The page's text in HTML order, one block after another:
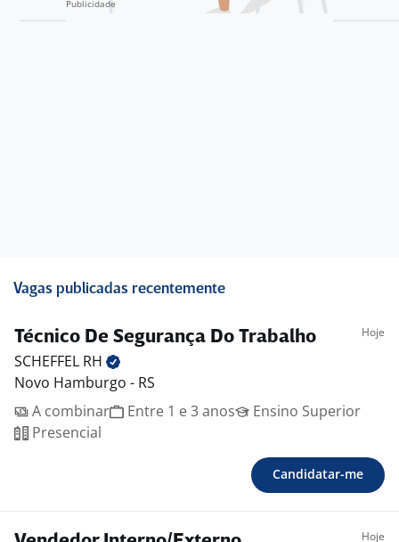
Vagas publicadas recentemente
Técnico De Segurança Do Trabalho Hoje
SCHEFFEL RH
Novo Hamburgo - RS
A combinar
Entre 1 e 3 anos
Ensino Superior
Presencial
Candidatar-me
Hoje